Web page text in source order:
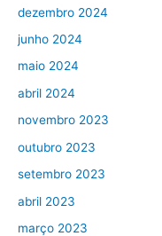
dezembro 2024
junho 2024
maio 2024
abril 2024
novembro 2023
outubro 2023
setembro 2023
abril 2023
março 2023